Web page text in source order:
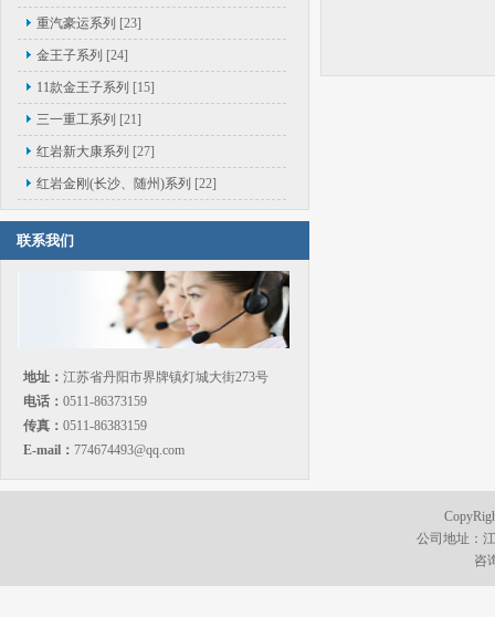
重汽豪运系列 [23]
金王子系列 [24]
11款金王子系列 [15]
三一重工系列 [21]
红岩新大康系列 [27]
红岩金刚(长沙、随州)系列 [22]
联系我们
地址： 江苏省丹阳市界牌镇灯城大街273号
电话： 0511-86373159
传真： 0511-86383159
E-mail： 774674493@qq.com
公司地址：
咨